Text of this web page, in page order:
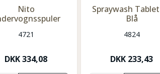
Nito
4721
DKK334,08
Spraywash
Blå
4824
DKK 233,43